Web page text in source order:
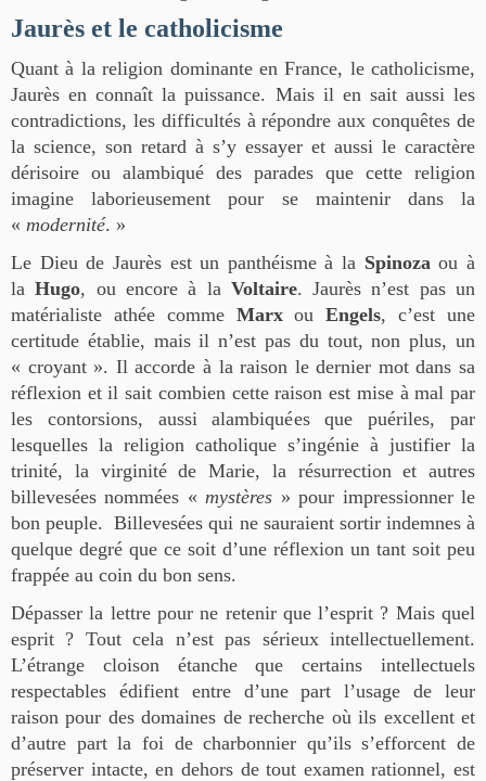
Jaurès et le catholicisme
Quant à la religion dominante en France, le catholicisme,
Jaurès en connaît la puissance. Mais il en sait aussi les
contradictions, les difficultés à répondre aux conquêtes de
la science, son retard à s’y essayer et aussi le caractère
dérisoire ou alambiqué des parades que cette religion
imagine laborieusement pour se maintenir dans la
« modernité. »
Le Dieu de Jaurès est un panthéisme à la Spinoza ou à
laHugo, ou encore à la Voltaire. Jaurès n’est pas un
matérialiste athée comme MarxouEngels, c’est une
certitude établie, mais il n’est pas du tout, non plus, un
« croyant ». Il accorde à la raison le dernier mot dans sa
réflexion et il sait combien cette raison est mise à mal par
les contorsions, aussi alambiquées que puériles, par
lesquelles la religion catholique s’ingénie à justifier la
trinité, la virginité de Marie, la résurrection et autres
billevesées nommées « mystères » pour impressionner le
bon peuple. Billevesées qui ne sauraient sortir indemnes à
quelque degré que ce soit d’une réflexion un tant soit peu
frappée au coin du bon sens.
Dépasser la lettre pour ne retenir que l’esprit ? Mais quel
esprit ? Tout cela n’est pas sérieux intellectuellement.
L’étrange cloison étanche que certains intellectuels
respectables édifient entre d’une part l’usage de leur
raison pour des domaines de recherche où ils excellent et
d’autre part la foi de charbonnier qu’ils s’efforcent de
préserver intacte, en dehors de tout examen rationnel, est